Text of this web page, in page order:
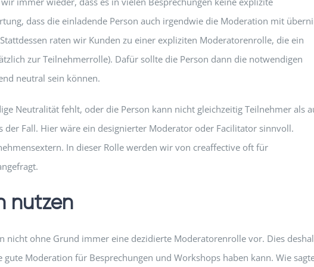
dass die einladende Person auch irgendwie die Moderation mit
raten wir Kunden zu einer expliziten Moderatorenrolle, die ein
zur Teilnehmerrolle). Dafür sollte die Person dann die notwendigen
neutral sein können.
Neutralität fehlt, oder die Person kann nicht gleichzeitig Teilnehmer als
der Fall. Hier wäre ein designierter Moderator oder Facilitator sinnvoll.
In dieser Rolle werden wir von creaffective oft für
nutzen
nicht ohne Grund immer eine dezidierte Moderatorenrolle vor. Dies
Moderation für Besprechungen und Workshops haben kann. Wie